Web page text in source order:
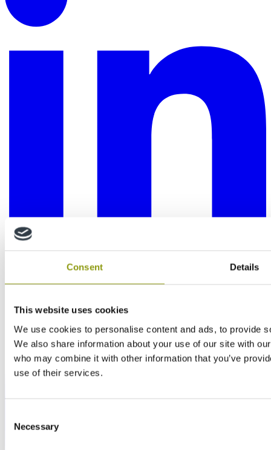
Consent Details
This website uses cookies
We use cookies to personalise content and ads, to provide
We also share information about your use of our site with
who may combine it with other information that you’ve
use of their services.
Selection
Necessary